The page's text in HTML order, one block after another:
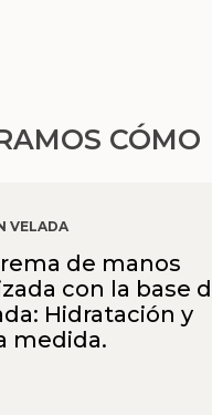
CÓMO
VELADA
de manos
con la base
Hidratación y
medida.